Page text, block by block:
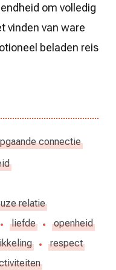
om volledig
vinden van ware
beladen reis
connectie
relatie
liefde
openheid
respect